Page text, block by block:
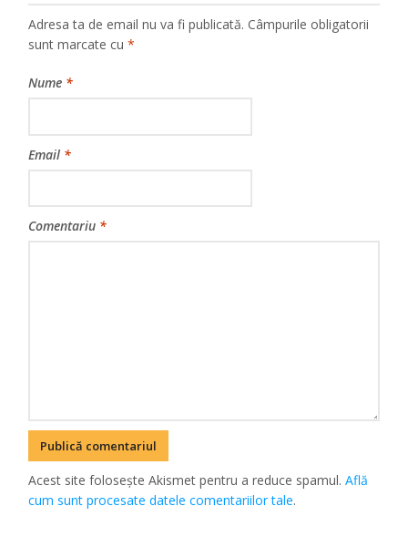
Adresa ta de email nu va fi publicată. Câmpurile obligatorii
sunt marcate cu*
Nume *
Email *
Comentariu *
Acest site folosește Akismet pentru a reduce spamul.Află
cum sunt procesate datele comentariilor tale.